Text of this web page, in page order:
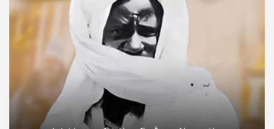
© Copyright 2025, APS